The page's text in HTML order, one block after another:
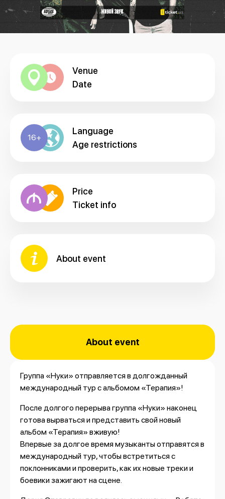
Venue
Date
16+
Language
Age restrictions
Price
Ticket info
About event
About event
Группа «Нуки» отправляется в долгожданный
международный тур с альбомом «Терапия»!
После долгого перерыва группа «Нуки» наконец
готова вырваться и представить свой новый
альбом «Терапия» вживую!
Впервые за долгое время музыканты отправятся в
международный тур, чтобы встретиться с
поклонниками и проверить, как их новые треки и
боевики зажигают на сцене.